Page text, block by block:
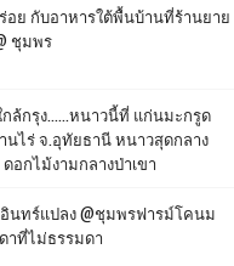
อย กับอาหารใต้พื้นบ้านที่ร้านยาย
ชุมพร
กล้กรุง......หนาวนี้ที่ แก่นมะกรูด
นไร่ จ.อุทัยธานี หนาวสุดกลาง
อกไม้งามกลางป่าเขา
นทร์แปลง @ชุมพรฟารม์โคนม
าที่ไม่ธรรมดา